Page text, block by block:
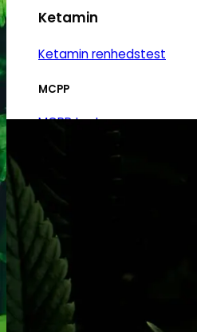
Ketamin
Ketamin renhedstest
MCPP
MCPP test
Opiater renhedstest
THC/Cannabinoider
THC test
Cannabinoider test